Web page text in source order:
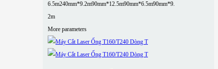
6.5m240mm*9.2m90mm*12.5m90mm*6.5m90mm*9.
2m
More parameters